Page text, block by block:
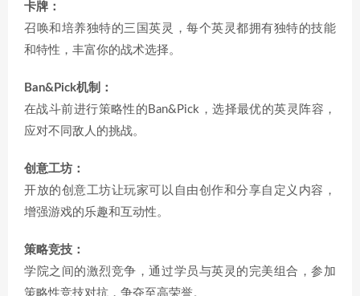
卡牌：
召唤和培养独特的三国英灵，每个英灵都拥有独特的技能
和特性，丰富你的战术选择。
Ban&Pick机制：
在战斗前进行策略性的Ban&Pick，选择最优的英灵阵容，
应对不同敌人的挑战。
创意工坊：
开放的创意工坊让玩家可以自由创作和分享自定义内容，
增强游戏的乐趣和互动性。
策略竞技：
学院之间的激烈竞争，通过学员与英灵的完美组合，参加
策略性竞技对抗，争夺至高荣誉。